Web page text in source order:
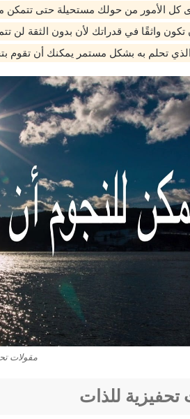
كل الأمور من حولك مستحيلة حتى تتمكن
تكون واثقًا في قدراتك لأن بدون الثقة لن
تحلم به بشكل مستمر يمكنك أن تقوم
مقولات
تحفيزية للذات